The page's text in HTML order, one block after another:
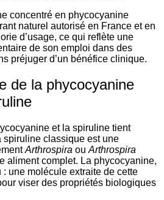
concentré en phycocyanine
naturel autorisé en France et en
d’usage, ce qui reflète une
de son emploi dans des
préjuger d’un bénéfice clinique.
de la phycocyanine
et la spiruline tient
spiruline classique est une
Arthrospira ou Arthrospira
aliment complet. La phycocyanine,
une molécule extraite de cette
viser des propriétés biologiques